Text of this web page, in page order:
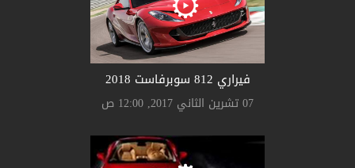
فيراري 812 سوبرفاست 2018
07 تشرين الثاني 2017, 12:00 ص